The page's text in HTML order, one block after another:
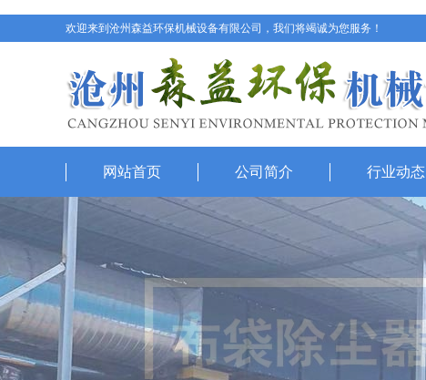
欢迎来到沧州森益环保机械设备有限公司，我们将竭诚为您服务！
网站首页 公司简介 行业动态